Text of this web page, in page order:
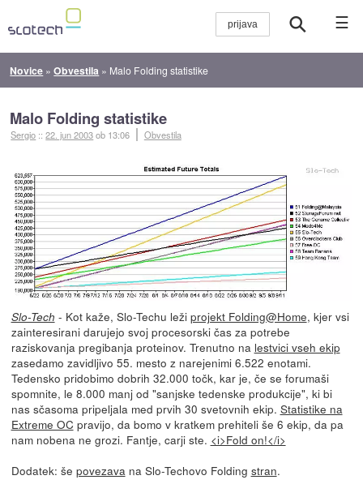
☰
Novice »Obvestila » Malo Folding statistike
Malo Folding statistike
Sergio ::22. jun 2003ob 13:06 Obvestila
Slo-Tech - Kot kaže, Slo-Techu leži projekt Folding@Home, kjer vsi
zainteresirani darujejo svoj procesorski čas za potrebe
raziskovanja pregibanja proteinov. Trenutno na lestvici vseh ekip
zasedamo zavidljivo 55. mesto z narejenimi 6.522 enotami.
Tedensko pridobimo dobrih 32.000 točk, kar je, če se forumaši
spomnite, le 8.000 manj od "sanjske tedenske produkcije", ki bi
nas sčasoma pripeljala med prvih 30 svetovnih ekip. Statistike na
Extreme OC pravijo, da bomo v kratkem prehiteli še 6 ekip, da pa
nam nobena ne grozi. Fantje, carji ste. <i>Fold on!</i>
Dodatek: še povezava na Slo-Techovo Folding stran.